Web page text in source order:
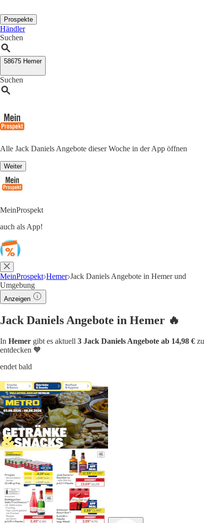
Prospekte
Händler
Suchen
58675 Hemer
Suchen
Alle Jack Daniels Angebote dieser Woche in der App öffnen
Weiter
MeinProspekt
auch als App!
MeinProspekt Hemer Jack Daniels Angebote in Hemer und
Umgebung
Anzeigen
Jack Daniels Angebote in Hemer 🔥
In Hemer gibt es aktuell 3 Jack Daniels Angebote ab 14,98 € zu
entdecken 🧡
endet bald